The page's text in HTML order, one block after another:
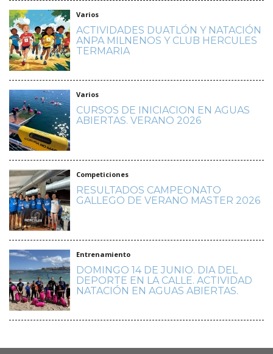
Varios
ACTIVIDADES DUATLÓN Y NATACIÓN
ANPA MILNENOS Y CLUB HERCULES
TERMARIA
Varios
CURSOS DE INICIACION EN AGUAS
ABIERTAS. VERANO 2026
Competiciones
RESULTADOS CAMPEONATO
GALLEGO DE VERANO MASTER 2026
Entrenamiento
DOMINGO 14 DE JUNIO. DIA DEL
DEPORTE EN LA CALLE. ACTIVIDAD
NATACIÓN EN AGUAS ABIERTAS.